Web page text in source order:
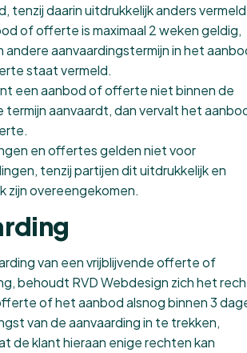
tenzij daarin uitdrukkelijk anders
of offerte is maximaal 2 weken geldig,
andere aanvaardingstermijn in het
staat vermeld.
een aanbod of offerte niet binnen de
termijn aanvaardt, dan vervalt het
en offertes gelden niet voor
tenzij partijen dit uitdrukkelijk en
zijn overeengekomen.
van een vrijblijvende offerte of
behoudt RVD Webdesign zich het
of het aanbod alsnog binnen 3
van de aanvaarding in te trekken,
de klant hieraan enige rechten kan